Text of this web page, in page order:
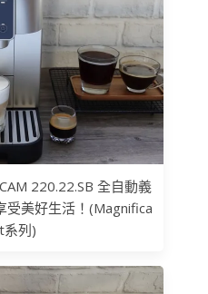
220.22.SB 全自動義
受美好生活！(Magnifica
列)